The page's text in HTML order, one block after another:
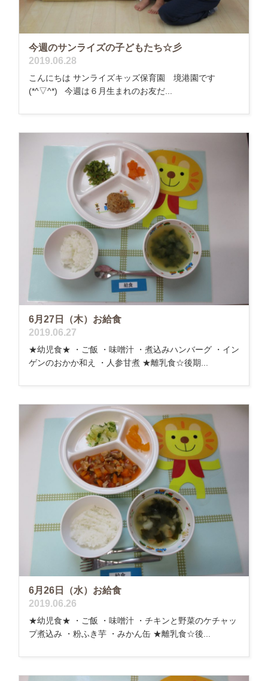
今週のサンライズの子どもたち☆彡
2019.06.28
こんにちは サンライズキッズ保育園 境港園です
(*^▽^*) 今週は６月生まれのお友だ...
6月27日（木）お給食
2019.06.27
★幼児食★ ・ご飯 ・味噌汁 ・煮込みハンバーグ ・イン
ゲンのおかか和え ・人参甘煮 ★離乳食☆後期...
6月26日（水）お給食
2019.06.26
★幼児食★ ・ご飯 ・味噌汁 ・チキンと野菜のケチャッ
プ煮込み ・粉ふき芋 ・みかん缶 ★離乳食☆後...